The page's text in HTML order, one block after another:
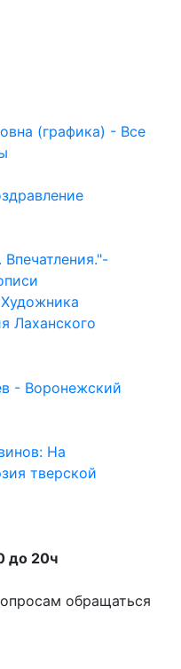
(графика) - Все
Лаханского
- Воронежский
На
тверской
до 20ч
обращаться